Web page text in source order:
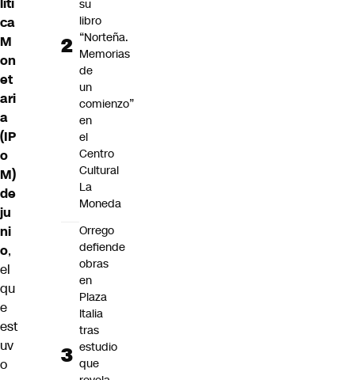
ca
M
on
et
ari
a
(IP
o
M)
de
ju
ni
o,
el
qu
e
est
uv
o
su
libro
“Norteña.
Memorias
de
un
comienzo”
en
el
Centro
Cultural
La
Moneda
Orrego
defiende
obras
en
Plaza
Italia
tras
estudio
que